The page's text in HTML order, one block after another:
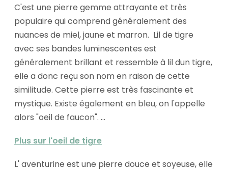
C'est une pierre gemme attrayante et très
populaire qui comprend généralement des
nuances de miel, jaune et marron. Lil de tigre
avec ses bandes luminescentes est
généralement brillant et ressemble à lil dun tigre,
elle a donc reçu son nom en raison de cette
similitude. Cette pierre est très fascinante et
mystique. Existe également en bleu, on l'appelle
alors "oeil de faucon". ...
Plus sur l'oeil de tigre
L' aventurine est une pierre douce et soyeuse, elle